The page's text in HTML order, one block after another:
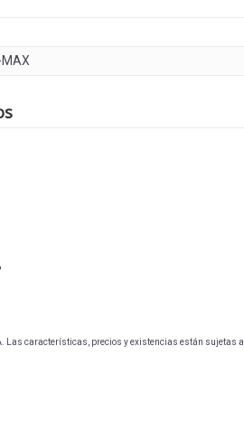
MAX
Las características, precios y existencias están sujetas a